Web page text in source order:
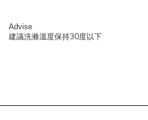
Advise
建議洗滌溫度保持30度以下